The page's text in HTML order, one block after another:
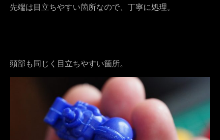
先端は目立ちやすい箇所なので、丁寧に処理。
頭部も同じく目立ちやすい箇所。